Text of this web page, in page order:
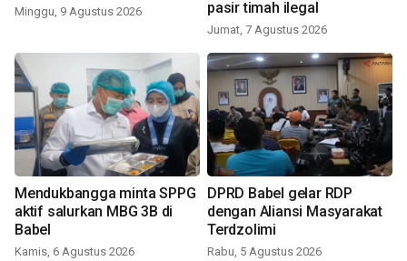
Minggu, 9 Agustus 2026
pasir timah ilegal
Jumat, 7 Agustus 2026
Mendukbangga minta SPPG
aktif salurkan MBG 3B di
Babel
Kamis, 6 Agustus 2026
DPRD Babel gelar RDP
dengan Aliansi Masyarakat
Terdzolimi
Rabu, 5 Agustus 2026